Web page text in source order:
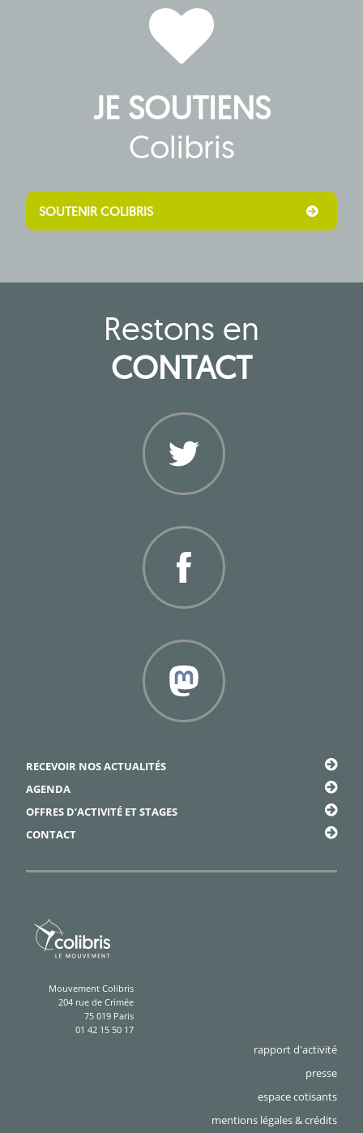
JE SOUTIENS
Colibris
SOUTENIR COLIBRIS
Restons en
CONTACT
Mouvement Colibris
204 rue de Crimée
75 019 Paris
01 42 15 50 17
RECEVOIR NOS ACTUALITÉS
AGENDA
OFFRES D’ACTIVITÉ ET STAGES
CONTACT
rapport d'activité
presse
espace cotisants
mentions légales & crédits